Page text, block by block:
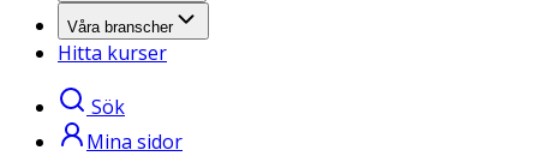
Våra branscher
Hitta kurser
Sök
Mina sidor